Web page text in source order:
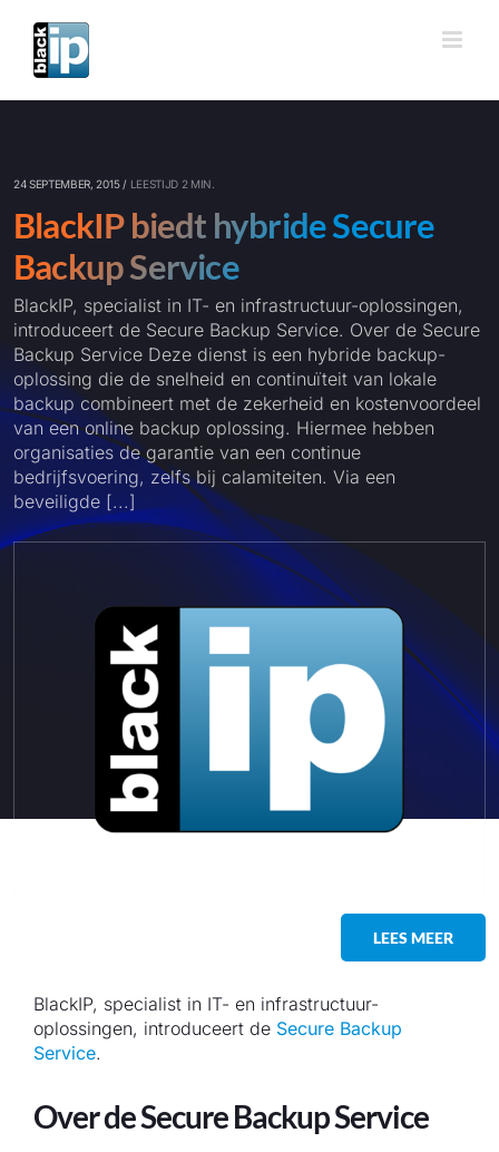
naar
inhoud
24 SEPTEMBER, 2015 / LEESTIJD 2 MIN.
BlackIP biedt hybride Secure
Backup Service
BlackIP, specialist in IT- en infrastructuur-oplossingen,
introduceert de Secure Backup Service. Over de Secure
Backup Service Deze dienst is een hybride backup-
oplossing die de snelheid en continuïteit van lokale
backup combineert met de zekerheid en kostenvoordeel
van een online backup oplossing. Hiermee hebben
organisaties de garantie van een continue
bedrijfsvoering, zelfs bij calamiteiten. Via een
beveiligde [...]
LEES MEER
BlackIP, specialist in IT- en infrastructuur-
oplossingen, introduceert de Secure Backup
Service.
Over de Secure Backup Service